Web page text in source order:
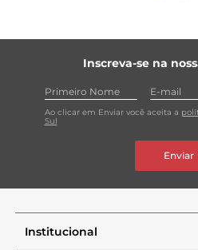
Inscreva-se na
Ao clicar em Enviar você aceita a
Sul
Enviar
Institucional